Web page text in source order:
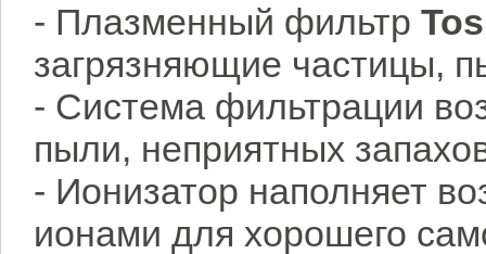
- Плазменный фильтр
загрязняющие частицы,
- Система фильтрации
пыли, неприятных
- Ионизатор наполняет
ионами для хорошего